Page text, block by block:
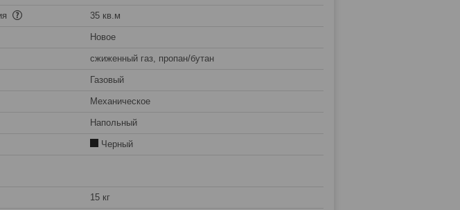
35 кв.м
Новое
сжиженный газ, пропан/бутан
Газовый
Механическое
Напольный
Черный
15 кг